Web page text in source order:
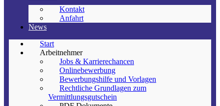
Kontakt
Anfahrt
News
Start
Arbeitnehmer
Jobs & Karrierechancen
Onlinebewerbung
Bewerbungshilfe und Vorlagen
Rechtliche Grundlagen zum
Vermittlungsgutschein